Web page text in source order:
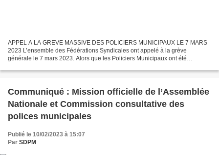
APPEL A LA GREVE MASSIVE DES POLICIERS MUNICIPAUX LE 7 MARS
2023 L’ensemble des Fédérations Syndicales ont appelé à la grève
générale le 7 mars 2023. Alors que les Policiers Municipaux ont été
Communiqué : Mission officielle de l’Assemblée
Nationale et Commission consultative des
polices municipales
Publié le 10/02/2023 à 15:07
Par SDPM